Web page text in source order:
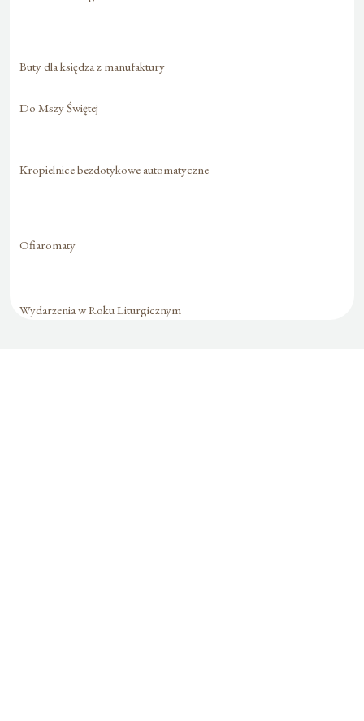
Buty dla księdza z manufaktury
Do Mszy Świętej
Kropielnice bezdotykowe automatyczne
Ofiaromaty
Wydarzenia w Roku Liturgicznym